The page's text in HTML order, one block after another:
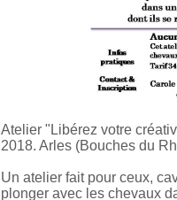
Atelier "Libérez votre
2018. Arles (Bouches du
Un atelier fait pour ceux,
plonger avec les chevaux